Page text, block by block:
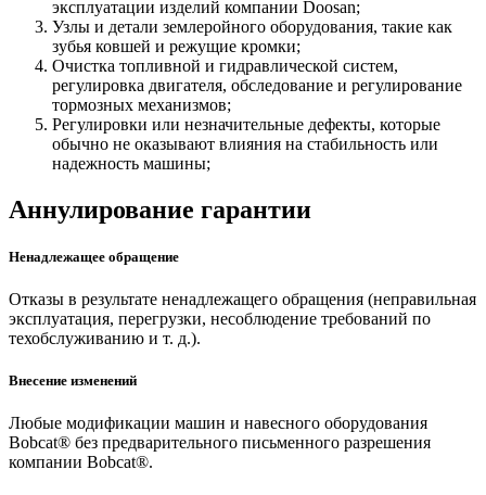
эксплуатации изделий компании Doosan;
Узлы и детали землеройного оборудования, такие как
зубья ковшей и режущие кромки;
Очистка топливной и гидравлической систем,
регулировка двигателя, обследование и регулирование
тормозных механизмов;
Регулировки или незначительные дефекты, которые
обычно не оказывают влияния на стабильность или
надежность машины;
Аннулирование гарантии
Ненадлежащее обращение
Отказы в результате ненадлежащего обращения (неправильная
эксплуатация, перегрузки, несоблюдение требований по
техобслуживанию и т. д.).
Внесение изменений
Любые модификации машин и навесного оборудования
Bobcat® без предварительного письменного разрешения
компании Bobcat®.